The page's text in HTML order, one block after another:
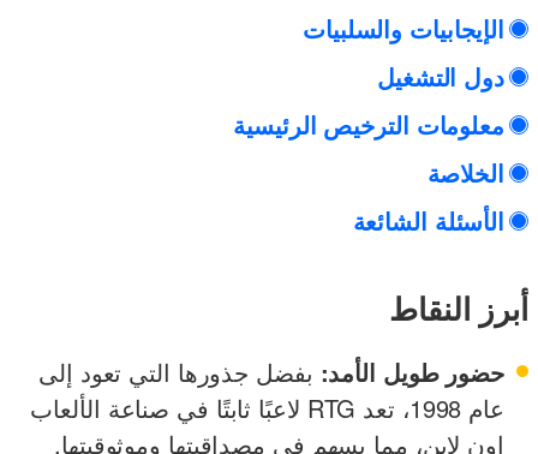
الإيجابيات والسلبيات
دول التشغيل
معلومات الترخيص الرئيسية
الخلاصة
الأسئلة الشائعة
أبرز النقاط
حضور طويل الأمد: بفضل جذورها التي تعود إلى
عام 1998، تعد RTG لاعبًا ثابتًا في صناعة الألعاب
اون لاين، مما يسهم في مصداقيتها وموثوقيتها.